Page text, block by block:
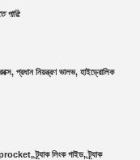
পারি:
প্রধান নিয়ন্ত্রণ ভালভ, হাইড্রোলিক
ট্র্যাক লিংক গাইড, ট্র্যাক